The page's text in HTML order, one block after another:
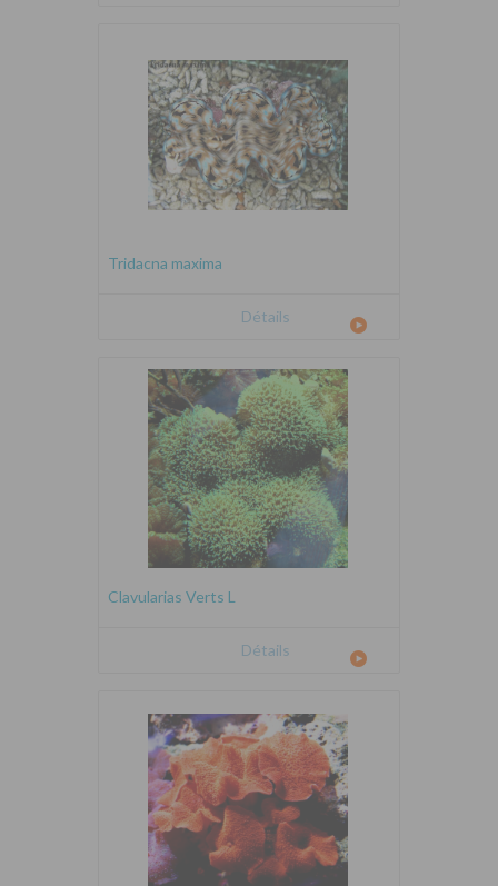
Tridacna maxima
Détails
Clavularias Verts L
Détails